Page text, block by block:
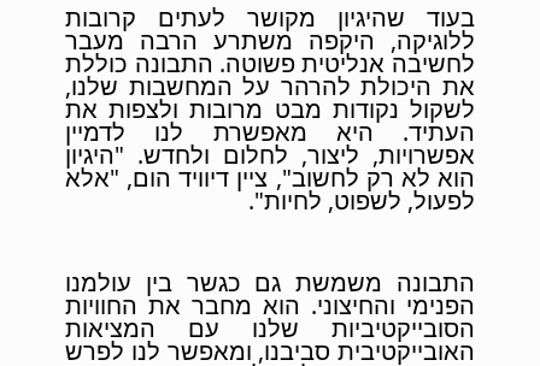
בעוד שהיגיון מקושר לעתים קרובות
ללוגיקה, היקפה משתרע הרבה מעבר
לחשיבה אנליטית פשוטה. התבונה כוללת
את היכולת להרהר על המחשבות שלנו,
לשקול נקודות מבט מרובות ולצפות את
העתיד. היא מאפשרת לנו לדמיין
אפשרויות, ליצור, לחלום ולחדש. "היגיון
הוא לא רק לחשוב", ציין דיוויד הום, "אלא
לפעול, לשפוט, לחיות".
התבונה משמשת גם כגשר בין עולמנו
הפנימי והחיצוני. הוא מחבר את החוויות
הסובייקטיביות שלנו עם המציאות
האובייקטיבית סביבנו, ומאפשר לנו לפרש